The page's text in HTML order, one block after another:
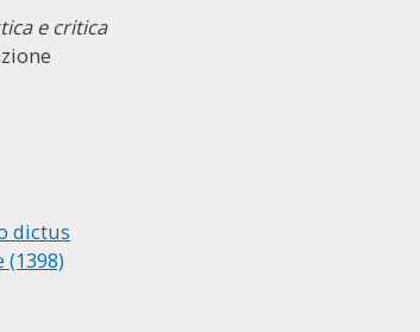
e critica
dictus